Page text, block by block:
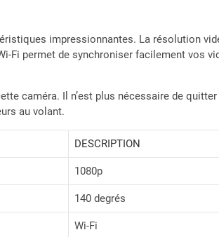
impressionnantes. La résolution
permet de synchroniser facilement vos
caméra. Il n’est plus nécessaire de
au volant.
DESCRIPTION
1080p
140 degrés
Wi-Fi